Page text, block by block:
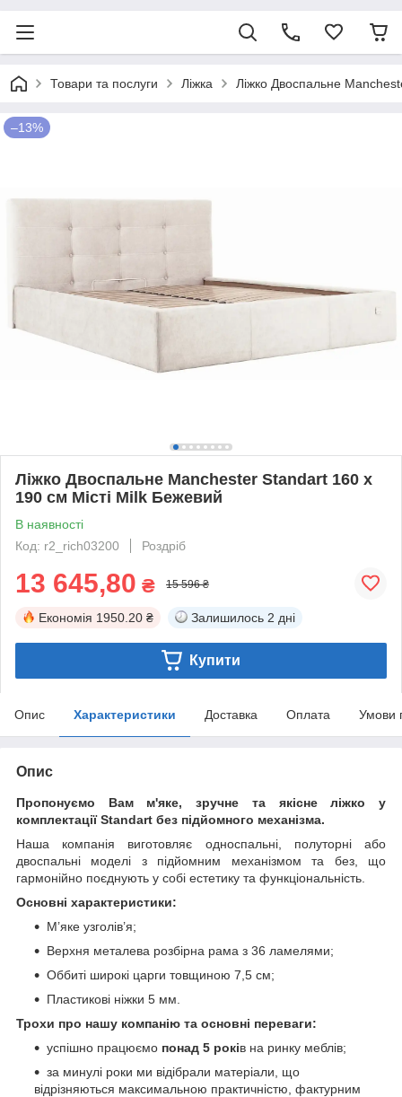
Товари та послуги Ліжка Ліжко Двоспальне
–13%
Ліжко Двоспальне Manchester Standart 160 х
190 см Місті Milk Бежевий
В наявності
Код: r2_rich03200
Роздріб
13 645,80 ₴ 15 596 ₴
Економія 1950.20 ₴ Залишилось 2 дні
Купити
Опис Характеристики Доставка Оплата Умови
Опис
Пропонуємо Вам м'яке, зручне та якiсне ліжко у
комплектації Standart без підйомного механізма.
Наша компанія виготовляє односпальні, полуторні або
двоспальні моделі з підйомним механізмом та без, що
гармонійно поєднують у собі естетику та функціональність.
Основні характеристики:
М’яке узголів’я;
Верхня металева розбірна рама з 36 ламелями;
Оббиті широкі царги товщиною 7,5 см;
Пластикові ніжки 5 мм.
Трохи про нашу компанію та основні переваги:
успішно працюємо понад 5 років на ринку меблів;
за минулі роки ми відібрали матеріали, що
відрізняються максимальною практичністю, фактурним